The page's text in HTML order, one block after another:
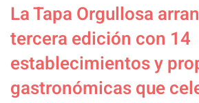
La Tapa Orgullosa
tercera edición con 14
establecimientos y
gastronómicas que